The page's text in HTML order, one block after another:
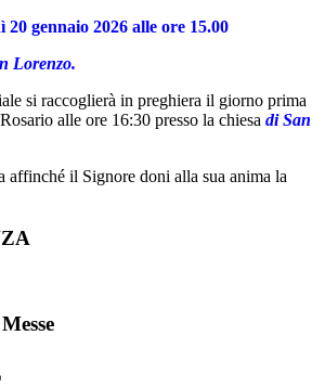
2026 alle ore 15.00
Lorenzo.
si raccoglierà in preghiera il giorno prima
alle ore 16:30 presso la chiesa di San
affinché il Signore doni alla sua anima la